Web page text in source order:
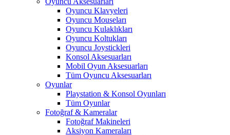
Oyuncu Klavyeleri
Oyuncu Mouseları
Oyuncu Kulaklıkları
Oyuncu Koltukları
Oyuncu Joystickleri
Konsol Aksesuarları
Mobil Oyun Aksesuarları
Tüm Oyuncu Aksesuarları
Oyunlar
Playstation & Konsol Oyunları
Tüm Oyunlar
Fotoğraf & Kameralar
Fotoğraf Makineleri
Aksiyon Kameraları